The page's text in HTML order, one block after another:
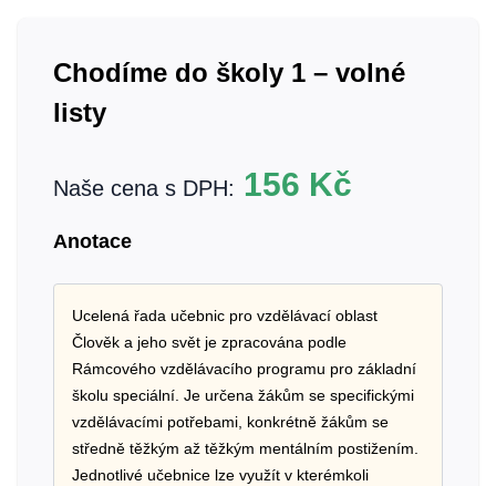
Chodíme do školy 1 – volné
listy
Naše cena s DPH: 156 Kč
Anotace
Ucelená řada učebnic pro vzdělávací oblast
Člověk a jeho svět je zpracována podle
Rámcového vzdělávacího programu pro základní
školu speciální. Je určena žákům se specifickými
vzdělávacími potřebami, konkrétně žákům se
středně těžkým až těžkým mentálním postižením.
Jednotlivé učebnice lze využít v kterémkoli